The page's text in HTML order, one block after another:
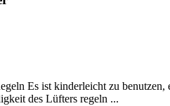
Es ist kinderleicht zu
des Lüfters regeln ...